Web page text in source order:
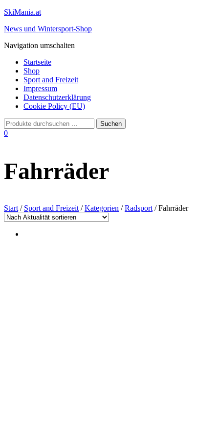
SkiMania.at
News und Wintersport-Shop
Navigation umschalten
Startseite
Shop
Sport and Freizeit
Impressum
Datenschutzerklärung
Cookie Policy (EU)
0
Fahrräder
Start / Sport and Freizeit /Kategorien /Radsport / Fahrräder